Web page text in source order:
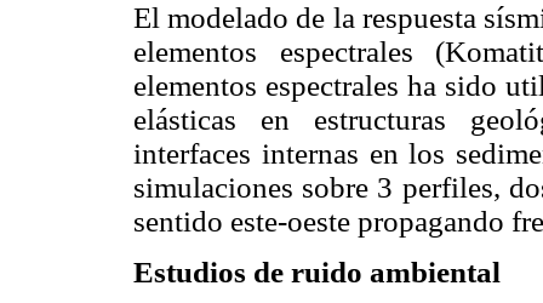
El modelado de la respuesta
elementos espectrales
elementos espectrales ha sido
elásticas en estructuras
interfaces internas en los
simulaciones sobre 3 perfiles,
sentido este-oeste propagando
Estudios de ruido ambiental